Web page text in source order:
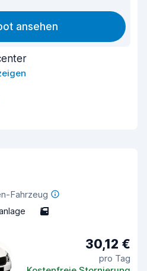
ansehen
Fahrzeug
5
30,12 €
pro Tag